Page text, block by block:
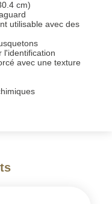
cm)
utilisable avec des
l'identification
avec une texture